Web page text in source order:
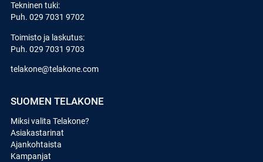
Tekninen tuki:
Puh. 029 7031 9702
Toimisto ja laskutus:
Puh. 029 7031 9703
telakone@telakone.com
SUOMEN TELAKONE
Miksi valita Telakone?
Asiakastarinat
Ajankohtaista
Kampanjat